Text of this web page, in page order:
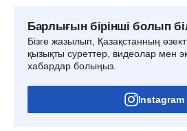
Барлығын бірінші болып
Бізге жазылып, Қазақстанның
қызықты суреттер, видеолар мен
хабардар болыңыз.
Instagram